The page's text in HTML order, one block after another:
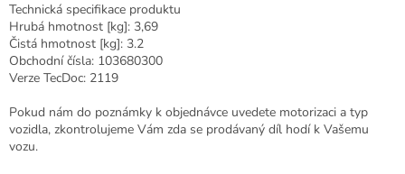
Technická specifikace produktu
Hrubá hmotnost [kg]: 3,69
Čistá hmotnost [kg]: 3.2
Obchodní čísla: 103680300
Verze TecDoc: 2119
Pokud nám do poznámky k objednávce uvedete motorizaci a typ
vozidla, zkontrolujeme Vám zda se prodávaný díl hodí k Vašemu
vozu.